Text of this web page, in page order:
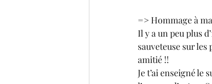
=> Hommage à
Il y a un peu plus
sauveteuse sur
amitié !!
Je t’ai enseigné le